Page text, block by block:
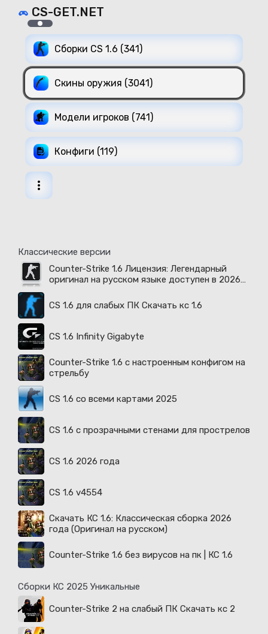
CS-GET.NET
Сборки CS 1.6 (341)
Скины оружия (3041)
Модели игроков (741)
Конфиги (119)
Классические версии
Counter-Strike 1.6 Лицензия: Легендарный
оригинал на русском языке доступен в 2026
CS 1.6 для слабых ПК Скачать кс 1.6
CS 1.6 Infinity Gigabyte
Counter-Strike 1.6 с настроенным конфигом на
стрельбу
CS 1.6 со всеми картами 2025
CS 1.6 с прозрачными стенами для прострелов
CS 1.6 2026 года
CS 1.6 v4554
Скачать КС 1.6: Классическая сборка 2026
года (Оригинал на русском)
Counter-Strike 1.6 без вирусов на пк | КС 1.6
Сборки КС 2025 Уникальные
Counter-Strike 2 на слабый ПК Скачать кс 2